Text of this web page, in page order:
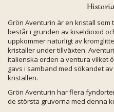
Grön Aventurin är en kristall som
består i grunden av kiseldioxid
uppkommer naturligt av
kristaller under tillväxten.
italienska orden a ventura vilket
gavs i samband med sökandet
kristallen.
Grön Aventurin har flera
de största gruvorna med denna